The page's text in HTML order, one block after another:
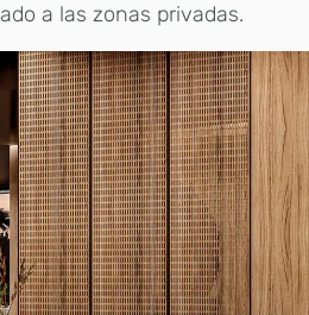
a las zonas privadas.